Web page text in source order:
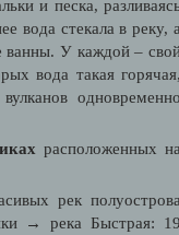
и песка,
вода стекала в реку,
ванны. У каждой –
вода такая
расположенных
рек
→ река Быстрая: